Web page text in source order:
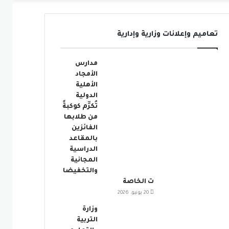
تعاميم وإعلانات وزارية وإدارية
مدارس
الأمجاد
الأهلية
الدولية
تُكرِّم كوكبةً
من طلابها
الفائزين
بالمقاعد
الدراسية
المجانية
والتخفيضا
ت الخاصة
20 يونيو، 2026
وزارة
التربية